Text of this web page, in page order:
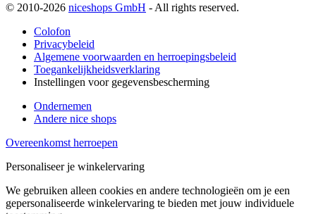
© 2010-2026 niceshops GmbH - All rights reserved.
Colofon
Privacybeleid
Algemene voorwaarden en herroepingsbeleid
Toegankelijkheidsverklaring
Instellingen voor gegevensbescherming
Ondernemen
Andere nice shops
Overeenkomst herroepen
Personaliseer je winkelervaring
We gebruiken alleen cookies en andere technologieën om je een
gepersonaliseerde winkelervaring te bieden met jouw individuele